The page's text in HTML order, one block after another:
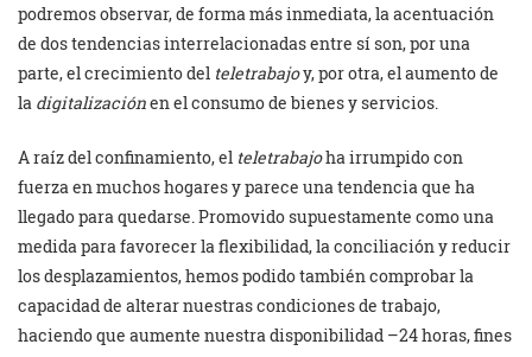
podremos observar, de forma más inmediata, la acentuación
de dos tendencias interrelacionadas entre sí son, por una
parte, el crecimiento del teletrabajoy, por otra, el aumento de
la digitalizaciónen el consumo de bienes y servicios.
A raíz del confinamiento, el teletrabajoha irrumpido con
fuerza en muchos hogares y parece una tendencia que ha
llegado para quedarse. Promovido supuestamente como una
medida para favorecer la flexibilidad, la conciliación y reducir
los desplazamientos, hemos podido también comprobar la
capacidad de alterar nuestras condiciones de trabajo,
haciendo que aumente nuestra disponibilidad –24 horas, fines